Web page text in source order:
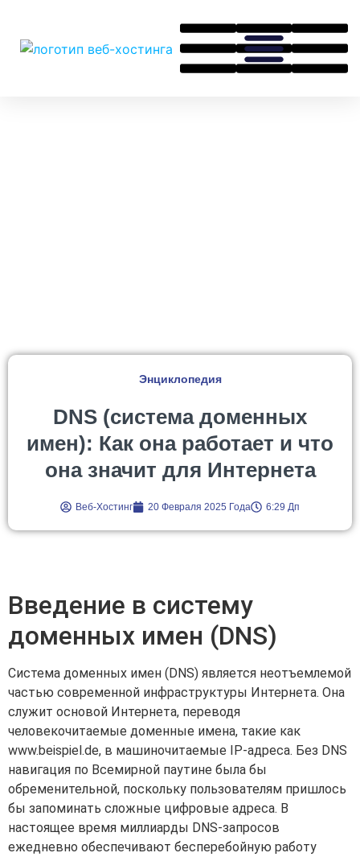
Энциклопедия
DNS (система доменных
имен): Как она работает и что
она значит для Интернета
Веб-Хостинг 20 Февраля 2025 Года 6:29 Дп
Введение в систему
доменных имен (DNS)
Система доменных имен (DNS) является неотъемлемой
частью современной инфраструктуры Интернета. Она
служит основой Интернета, переводя
человекочитаемые доменные имена, такие как
www.beispiel.de, в машиночитаемые IP-адреса. Без DNS
навигация по Всемирной паутине была бы
обременительной, поскольку пользователям пришлось
бы запоминать сложные цифровые адреса. В
настоящее время миллиарды DNS-запросов
ежедневно обеспечивают бесперебойную работу